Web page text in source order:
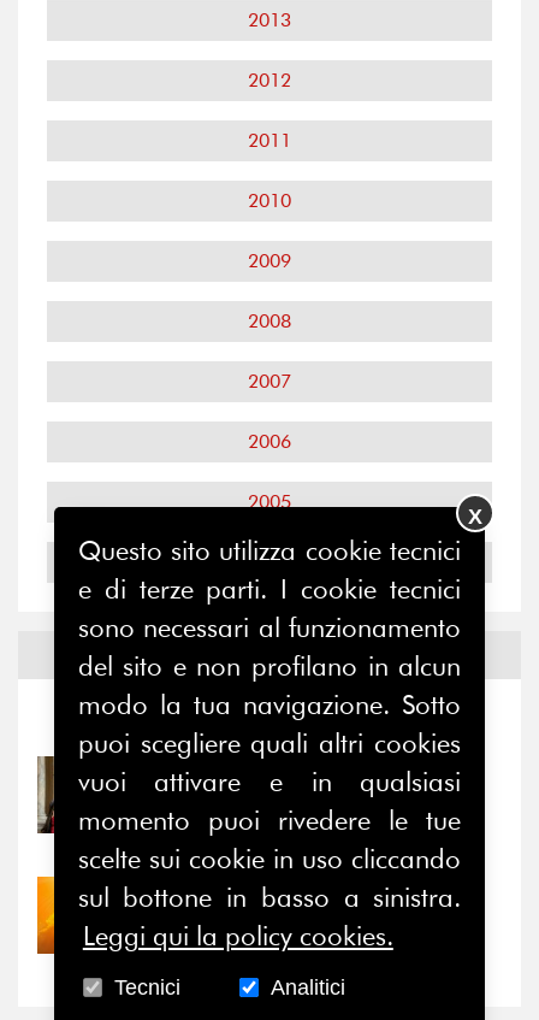
2013
2012
2011
2010
2009
2008
2007
2006
2005
2004
Eventi
Notizie- Eventi
31/07/2026
Prima della pausa estiva,
il valore di...
30/07/2026
Nove anni dopo la
“grande cecità”: la...
Questo sito utilizza cookie tecnici
e di terze parti. I cookie tecnici
sono necessari al funzionamento
del sito e non profilano in alcun
modo la tua navigazione. Sotto
puoi scegliere quali altri cookies
vuoi attivare e in qualsiasi
momento puoi rivedere le tue
scelte sui cookie in uso cliccando
sul bottone in basso a sinistra.
Leggi qui la policy cookies.
Tecnici Analitici
X